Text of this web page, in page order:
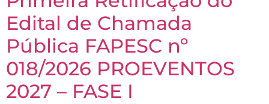
Edital de Chamada
Pública FAPESC nº
018/2026 PROEVENTOS
2027 – FASE I